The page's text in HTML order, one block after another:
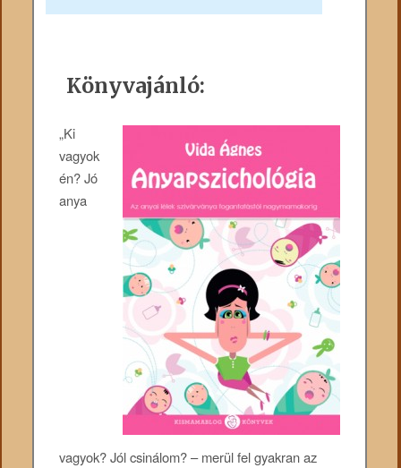
Könyvajánló:
„Ki
vagyok
én? Jó
anya
vagyok? Jól csinálom? – merül fel gyakran az